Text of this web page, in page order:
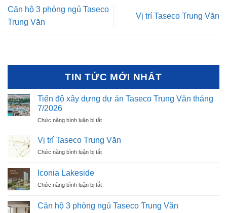
Căn hộ 3 phòng ngủ Taseco
Trung Văn
Vị trí Taseco Trung Văn
TIN TỨC MỚI NHẤT
Tiến độ xây dựng dự án Taseco Trung Văn tháng
7/2026
Chức năng bình luận bị tắtở
độ
xây
dựng
Trung
tháng
Vị trí Taseco Trung Văn
Chức năng bình luận bị tắtở
Trung
Iconia Lakeside
Chức năng bình luận bị tắtở
Lakeside
Căn hộ 3 phòng ngủ Taseco Trung Văn